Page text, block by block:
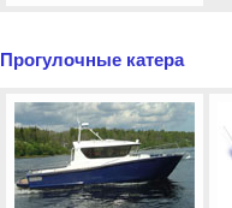
Прогулочные катера